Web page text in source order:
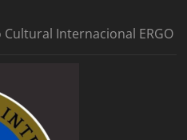
Internacional ERGO